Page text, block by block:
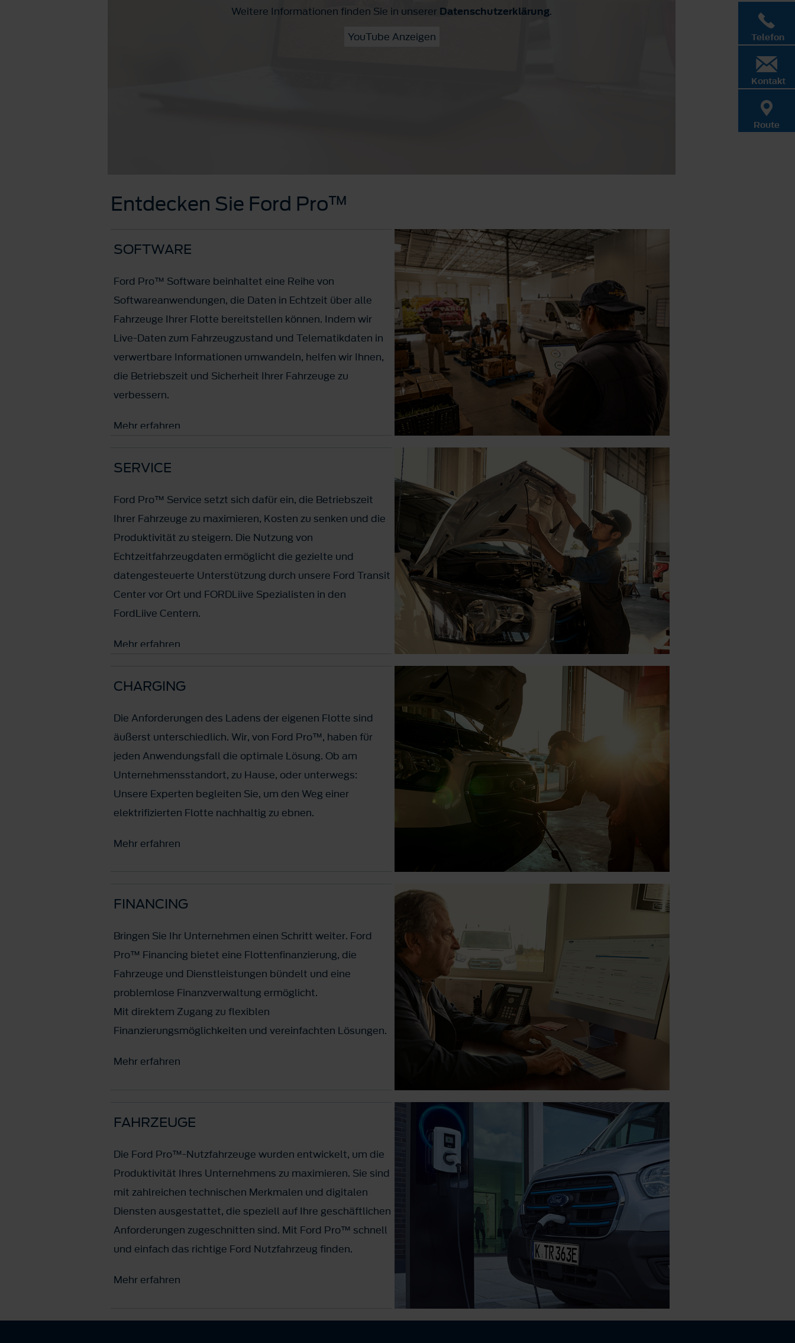
Weitere Informationen finden Sie in unserer Datenschutzerklärung.
YouTube Anzeigen
Entdecken Sie Ford Pro™
SOFTWARE
Ford Pro™ Software beinhaltet eine Reihe von
Softwareanwendungen, die Daten in Echtzeit über alle
Fahrzeuge Ihrer Flotte bereitstellen können. Indem wir
Live-Daten zum Fahrzeugzustand und Telematikdaten in
verwertbare Informationen umwandeln, helfen wir Ihnen,
die Betriebszeit und Sicherheit Ihrer Fahrzeuge zu
verbessern.
Mehr erfahren
SERVICE
Ford Pro™ Service setzt sich dafür ein, die Betriebszeit
Ihrer Fahrzeuge zu maximieren, Kosten zu senken und die
Produktivität zu steigern. Die Nutzung von
Echtzeitfahrzeugdaten ermöglicht die gezielte und
datengesteuerte Unterstützung durch unsere Ford Transit
Center vor Ort und FORDLiive Spezialisten in den
FordLiive Centern.
Mehr erfahren
CHARGING
Die Anforderungen des Ladens der eigenen Flotte sind
äußerst unterschiedlich. Wir, von Ford Pro™, haben für
jeden Anwendungsfall die optimale Lösung. Ob am
Unternehmensstandort, zu Hause, oder unterwegs:
Unsere Experten begleiten Sie, um den Weg einer
elektrifizierten Flotte nachhaltig zu ebnen.
Mehr erfahren
FINANCING
Bringen Sie Ihr Unternehmen einen Schritt weiter. Ford
Pro™ Financing bietet eine Flottenfinanzierung, die
Fahrzeuge und Dienstleistungen bündelt und eine
problemlose Finanzverwaltung ermöglicht.
Mit direktem Zugang zu flexiblen
Finanzierungsmöglichkeiten und vereinfachten Lösungen.
Mehr erfahren
FAHRZEUGE
Die Ford Pro™-Nutzfahrzeuge wurden entwickelt, um die
Produktivität Ihres Unternehmens zu maximieren. Sie sind
mit zahlreichen technischen Merkmalen und digitalen
Diensten ausgestattet, die speziell auf Ihre geschäftlichen
Anforderungen zugeschnitten sind. Mit Ford Pro™ schnell
und einfach das richtige Ford Nutzfahrzeug finden.
Mehr erfahren
Telefon
Kontakt
Route